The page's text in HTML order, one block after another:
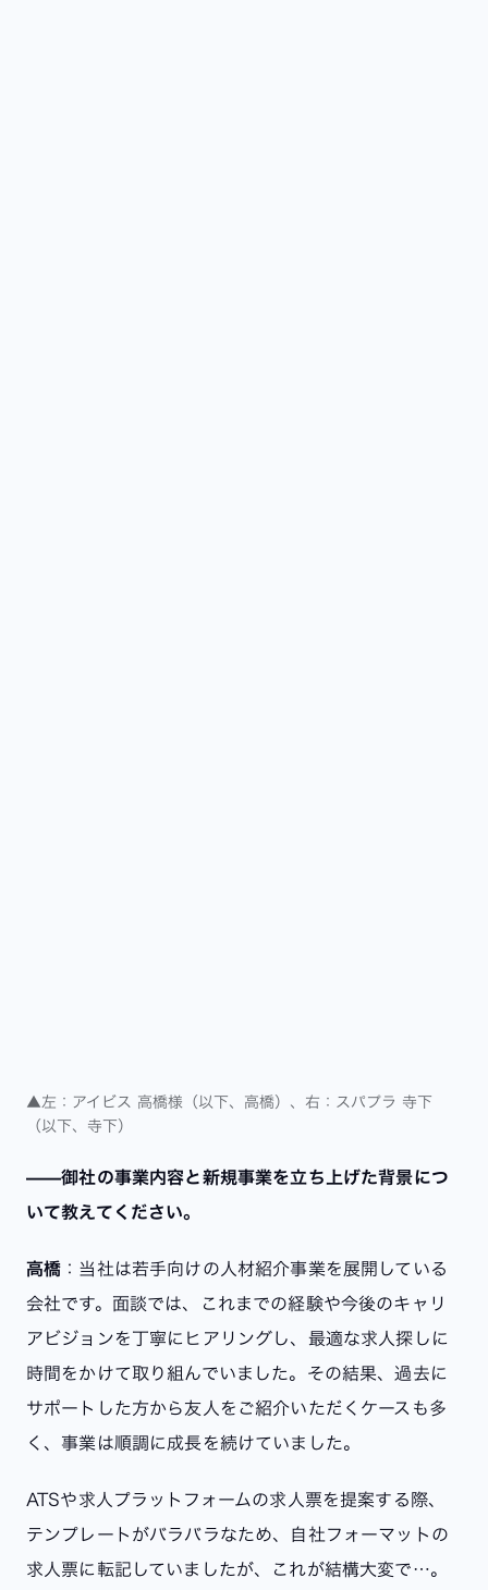
▲左：アイビス 高橋様（以下、高橋）、右：スパプラ 寺下
（以下、寺下）
——御社の事業内容と新規事業を立ち上げた背景につ
いて教えてください。
高橋 ：当社は若手向けの人材紹介事業を展開している
会社です。面談では、これまでの経験や今後のキャリ
アビジョンを丁寧にヒアリングし、最適な求人探しに
時間をかけて取り組んでいました。その結果、過去に
サポートした方から友人をご紹介いただくケースも多
く、事業は順調に成長を続けていました。
ATSや求人プラットフォームの求人票を提案する際、
テンプレートがバラバラなため、自社フォーマットの
求人票に転記していましたが、これが結構大変で…。